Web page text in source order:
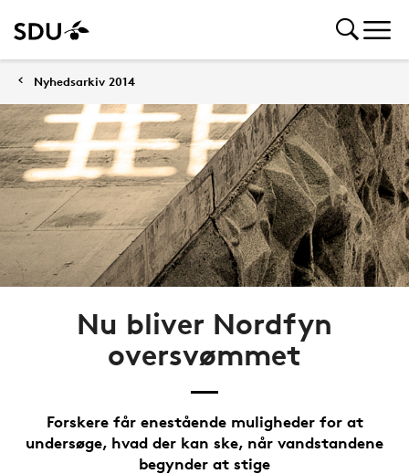
Nyhedsarkiv 2014
Nu bliver Nordfyn
oversvømmet
Forskere får enestående muligheder for at
undersøge, hvad der kan ske, når vandstandene
begynder at stige